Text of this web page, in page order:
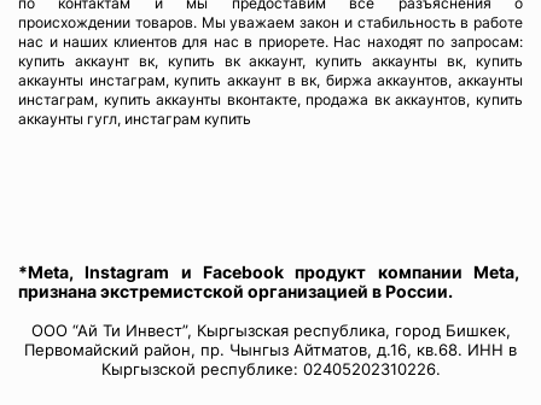
происхождении товаров. Мы уважаем закон и стабильность в работе
нас и наших клиентов для нас в приорете. Нас находят по запросам:
купить аккаунт вк, купить вк аккаунт, купить аккаунты вк, купить
аккаунты инстаграм, купить аккаунт в вк, биржа аккаунтов, аккаунты
инстаграм, купить аккаунты вконтакте, продажа вк аккаунтов, купить
аккаунты гугл, инстаграм купить
*Meta, Instagram и Facebook продукт компании Meta,
признана экстремистской организацией в России.
ООО “Ай Ти Инвест”, Кыргызская республика, город Бишкек,
Первомайский район, пр. Чынгыз Айтматов, д.16, кв.68. ИНН в
Кыргызской республике: 02405202310226.